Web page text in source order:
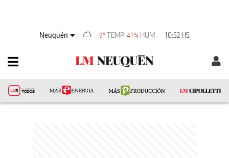
Neuquén 9° TEMP 41% HUM 10:52 HS